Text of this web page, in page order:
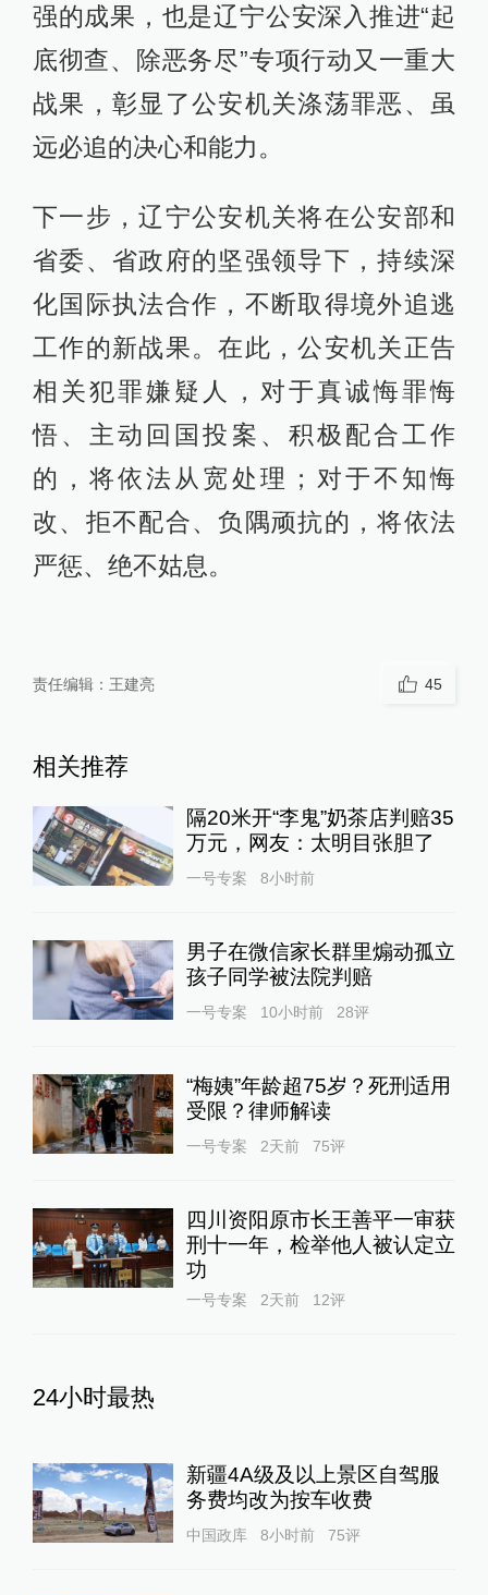
强的成果，也是辽宁公安深入推进“起
底彻查、除恶务尽”专项行动又一重大
战果，彰显了公安机关涤荡罪恶、虽
远必追的决心和能力。
下一步，辽宁公安机关将在公安部和
省委、省政府的坚强领导下，持续深
化国际执法合作，不断取得境外追逃
工作的新战果。在此，公安机关正告
相关犯罪嫌疑人，对于真诚悔罪悔
悟、主动回国投案、积极配合工作
的，将依法从宽处理；对于不知悔
改、拒不配合、负隅顽抗的，将依法
严惩、绝不姑息。
责任编辑： 王建亮 45
相关推荐
隔20米开“李鬼”奶茶店判赔35
万元，网友：太明目张胆了
一号专案 8小时前
男子在微信家长群里煽动孤立
孩子同学被法院判赔
一号专案 10小时前 28评
“梅姨”年龄超75岁？死刑适用
受限？律师解读
一号专案 2天前 75评
四川资阳原市长王善平一审获
刑十一年，检举他人被认定立
功
一号专案 2天前 12评
24小时最热
新疆4A级及以上景区自驾服
务费均改为按车收费
中国政库 8小时前 75评